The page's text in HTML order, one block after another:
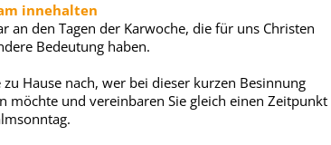
innehalten
an den Tagen der Karwoche, die für uns Christen
Bedeutung haben.
zu Hause nach, wer bei dieser kurzen Besinnung
möchte und vereinbaren Sie gleich einen Zeitpunkt